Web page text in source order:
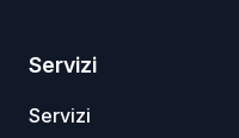
Servizi
Servizi